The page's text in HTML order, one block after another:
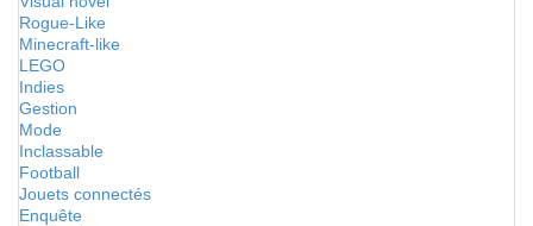
Rogue-Like
Minecraft-like
LEGO
Indies
Gestion
Mode
Inclassable
Football
Jouets connectés
Enquête